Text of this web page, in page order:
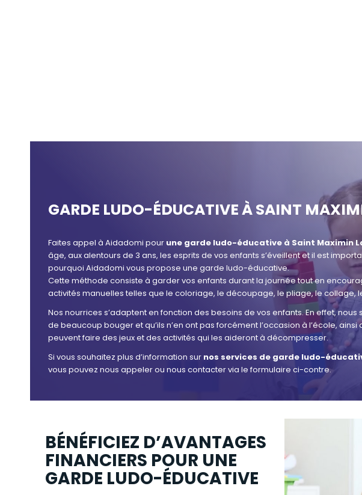
GARDE LUDO-ÉDUCATIVE À SAINT
Faites appel à Aidadomi pour une garde ludo-éducative à Saint Maximin
âge, aux alentours de 3 ans, les esprits de vos enfants s’éveillent et il est
pourquoi Aidadomi vous propose une garde ludo-éducative.
Cette méthode consiste à garder vos enfants durant la journée tout en
activités manuelles telles que le coloriage, le découpage, le pliage, le collage,
Nos nourrices s’adaptent en fonction des besoins de vos enfants. En effet,
de beaucoup bouger et qu’ils n’en ont pas forcément l’occasion à l’école,
peuvent faire des jeux et des activités qui les aideront à décompresser.
Si vous souhaitez plus d’information sur nos services de garde ludo-
vous pouvez nous appeler ou nous contacter via le formulaire ci-contre.
BÉNÉFICIEZ D’AVANTAGES
FINANCIERS POUR UNE
GARDE LUDO-ÉDUCATIVE